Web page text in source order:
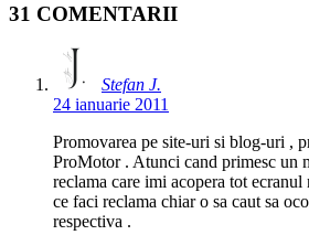
31 COMENTARII
Stefan J.
24 ianuarie 2011
Promovarea pe site-uri si blog-uri ,
ProMotor . Atunci cand primesc un
reclama care imi acopera tot ecranul
ce faci reclama chiar o sa caut sa
respectiva .